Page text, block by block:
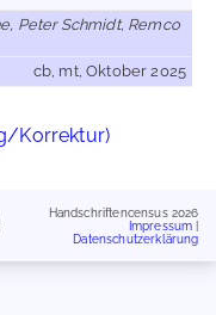
Peter Schmidt, Remco
cb, mt, Oktober 2025
Korrektur)
Handschriftencensus 2026
Impressum
Datenschutzerklärung